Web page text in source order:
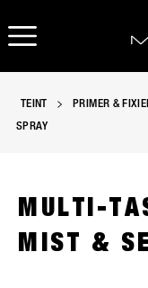
OPEN NAVIGATION
TEINT PRIMER &
SPRAY
MULTI-
MIST &